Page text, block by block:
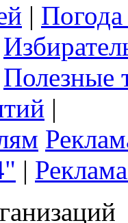
|
Полезные
|
|